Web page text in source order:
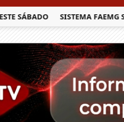
SÁBADO SISTEMA FAEMG